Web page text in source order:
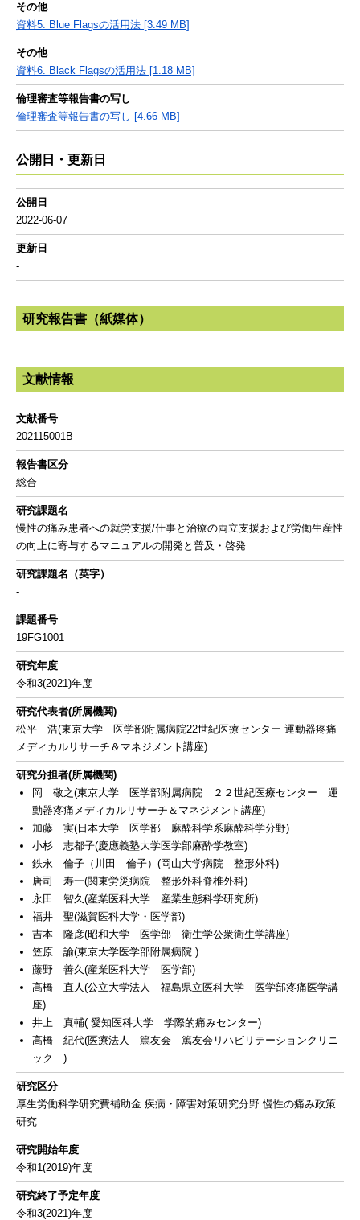
その他
資料5. Blue Flagsの活用法 [3.49 MB]
その他
資料6. Black Flagsの活用法 [1.18 MB]
倫理審査等報告書の写し
倫理審査等報告書の写し [4.66 MB]
公開日・更新日
公開日
2022-06-07
更新日
-
研究報告書（紙媒体）
文献情報
文献番号
202115001B
報告書区分
総合
研究課題名
慢性の痛み患者への就労支援/仕事と治療の両立支援および労働生産性
の向上に寄与するマニュアルの開発と普及・啓発
研究課題名（英字）
-
課題番号
19FG1001
研究年度
令和3(2021)年度
研究代表者(所属機関)
松平 浩(東京大学 医学部附属病院22世紀医療センター 運動器疼痛
メディカルリサーチ＆マネジメント講座)
研究分担者(所属機関)
岡 敬之(東京大学 医学部附属病院 ２２世紀医療センター 運
動器疼痛メディカルリサーチ＆マネジメント講座)
加藤 実(日本大学 医学部 麻酔科学系麻酔科学分野)
小杉 志都子(慶應義塾大学医学部麻酔学教室)
鉄永 倫子（川田 倫子）(岡山大学病院 整形外科)
唐司 寿一(関東労災病院 整形外科脊椎外科)
永田 智久(産業医科大学 産業生態科学研究所)
福井 聖(滋賀医科大学・医学部)
吉本 隆彦(昭和大学 医学部 衛生学公衆衛生学講座)
笠原 諭(東京大学医学部附属病院 )
藤野 善久(産業医科大学 医学部)
髙橋 直人(公立大学法人 福島県立医科大学 医学部疼痛医学講
座)
井上 真輔( 愛知医科大学 学際的痛みセンター)
高橋 紀代(医療法人 篤友会 篤友会リハビリテーションクリニ
ック )
研究区分
厚生労働科学研究費補助金 疾病・障害対策研究分野 慢性の痛み政策
研究
研究開始年度
令和1(2019)年度
研究終了予定年度
令和3(2021)年度